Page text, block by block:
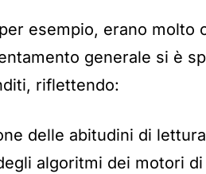
esempio, erano molto
generale si è
riflettendo:
delle abitudini di
algoritmi dei motori